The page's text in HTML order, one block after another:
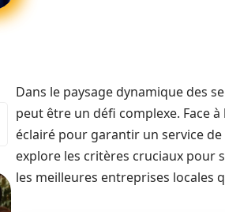
Dans le paysage dynamique des
peut être un défi complexe. Face
éclairé pour garantir un service
explore les critères cruciaux pour
les meilleures entreprises locales